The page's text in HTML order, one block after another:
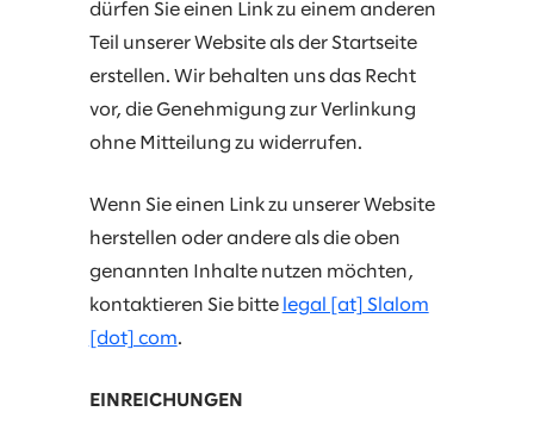
dürfen Sie einen Link zu einem anderen
Teil unserer Website als der Startseite
erstellen. Wir behalten uns das Recht
vor, die Genehmigung zur Verlinkung
ohne Mitteilung zu widerrufen.
Wenn Sie einen Link zu unserer Website
herstellen oder andere als die oben
genannten Inhalte nutzen möchten,
kontaktieren Sie bitte legal [at] Slalom
[dot] com.
EINREICHUNGEN